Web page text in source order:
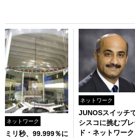
ネットワーク
ミリ秒、99.999％に
ネットワーク
JUNOSスイッチ
シスコに挑むブ
ド・ネットワーク